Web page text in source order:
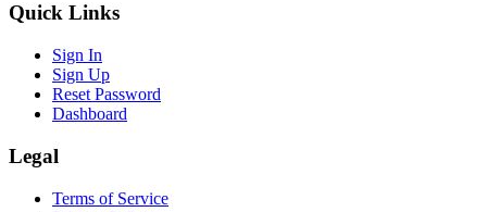
Quick Links
Sign In
Sign Up
Reset Password
Dashboard
Legal
Terms of Service